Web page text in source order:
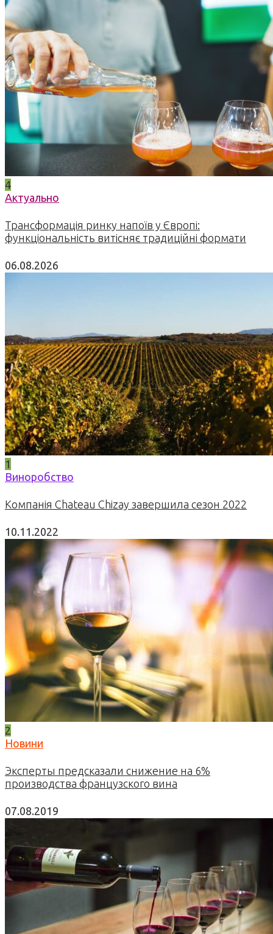
4
Актуально
Трансформація ринку напоїв у Європі:
функціональність витісняє традиційні формати
06.08.2026
1
Виноробство
Компанія Chateau Chizay завершила сезон 2022
10.11.2022
2
Новини
Эксперты предсказали снижение на 6%
производства французского вина
07.08.2019